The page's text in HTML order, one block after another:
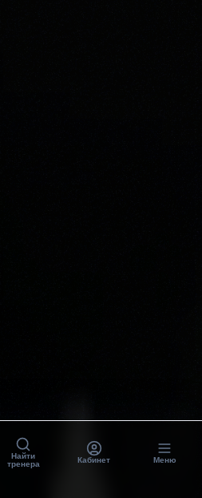
Найти
тренера
Кабинет Меню